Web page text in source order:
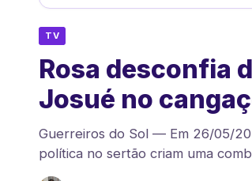
TV
Rosa desconfia
Josué no
Guerreiros do Sol — Em 26/05/
política no sertão criam uma